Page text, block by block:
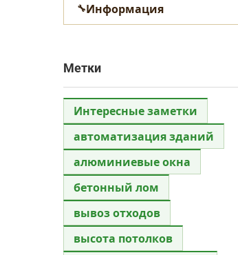
Информация
Метки
Интересные заметки
автоматизация зданий
алюминиевые окна
бетонный лом
вывоз отходов
высота потолков